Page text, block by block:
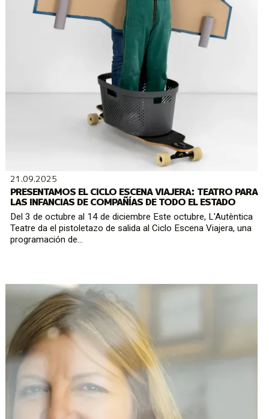
21.09.2025
PRESENTAMOS EL CICLO ESCENA VIAJERA: TEATRO PARA
LAS INFANCIAS DE COMPAÑÍAS DE TODO EL ESTADO
Del 3 de octubre al 14 de diciembre Este octubre, L'Autèntica
Teatre da el pistoletazo de salida al Ciclo Escena Viajera, una
programación de...